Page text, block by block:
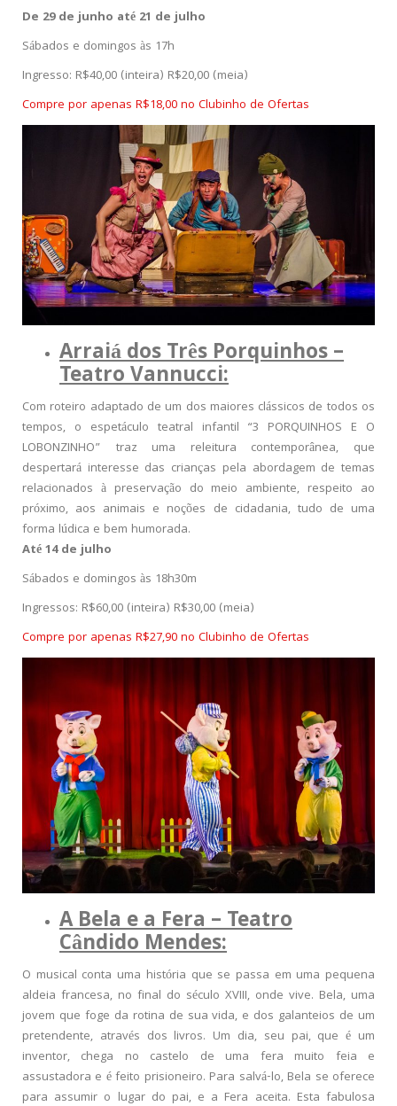
De 29 de junho até 21 de julho
Sábados e domingos às 17h
Ingresso: R$40,00 (inteira) R$20,00 (meia)
Compre por apenas R$18,00 no Clubinho de Ofertas
Arraiá dos Três Porquinhos –
Teatro Vannucci:
Com roteiro adaptado de um dos maiores clássicos de todos os
tempos, o espetáculo teatral infantil “3 PORQUINHOS E O
LOBONZINHO” traz uma releitura contemporânea, que
despertará interesse das crianças pela abordagem de temas
relacionados à preservação do meio ambiente, respeito ao
próximo, aos animais e noções de cidadania, tudo de uma
forma lúdica e bem humorada.
Até 14 de julho
Sábados e domingos às 18h30m
Ingressos: R$60,00 (inteira) R$30,00 (meia)
Compre por apenas R$27,90 no Clubinho de Ofertas
A Bela e a Fera – Teatro
Cândido Mendes:
O musical conta uma história que se passa em uma pequena
aldeia francesa, no final do século XVIII, onde vive. Bela, uma
jovem que foge da rotina de sua vida, e dos galanteios de um
pretendente, através dos livros. Um dia, seu pai, que é um
inventor, chega no castelo de uma fera muito feia e
assustadora e é feito prisioneiro. Para salvá-lo, Bela se oferece
para assumir o lugar do pai, e a Fera aceita. Esta fabulosa